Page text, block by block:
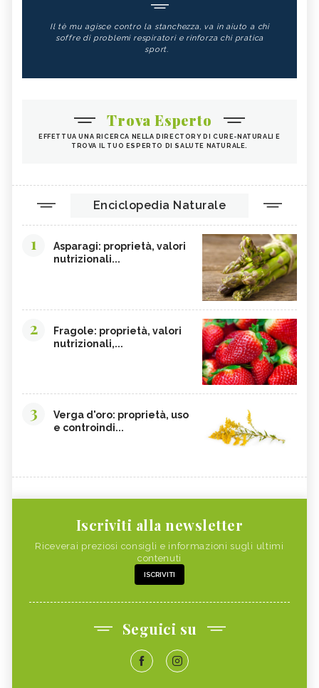
Il tè mu agisce contro la stanchezza, va in aiuto a chi
soffre di problemi respiratori e rinforza chi pratica
sport.
Trova Esperto
EFFETTUA UNA RICERCA NELLA DIRECTORY DI CURE-NATURALI E
TROVA IL TUO ESPERTO DI SALUTE NATURALE.
Enciclopedia Naturale
1
Asparagi: proprietà, valori
nutrizionali...
2
Fragole: proprietà, valori
nutrizionali,...
3
Verga d'oro: proprietà, uso
e controindi...
Iscriviti alla newsletter
Riceverai preziosi consigli e informazioni sugli ultimi
contenuti
ISCRIVITI
Seguici su